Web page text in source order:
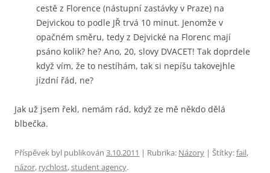
cestě z Florence (nástupní zastávky v Praze) na
Dejvickou to podle JŘ trvá 10 minut. Jenomže v
opačném směru, tedy z Dejvické na Florenc mají
psáno kolik? he? Ano, 20, slovy DVACET! Tak doprdele
když vím, že to nestíhám, tak si nepíšu takovejhle
jízdní řád, ne?
Jak už jsem řekl, nemám rád, když ze mě někdo dělá
blbečka.
Příspěvek byl publikován 3.10.2011 | Rubrika: Názory | Štítky:fail,
názor, rychlost,student agency.